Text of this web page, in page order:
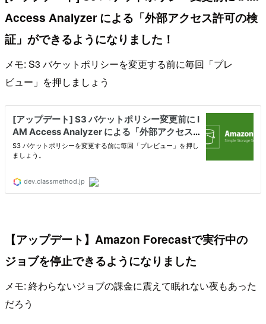
Access Analyzer による「外部アクセス許可の検
証」ができるようになりました！
メモ: S3 バケットポリシーを変更する前に毎回「プレ
ビュー」を押しましょう
【アップデート】Amazon Forecastで実行中の
ジョブを停止できるようになりました
メモ: 終わらないジョブの課金に震えて眠れない夜もあった
だろう